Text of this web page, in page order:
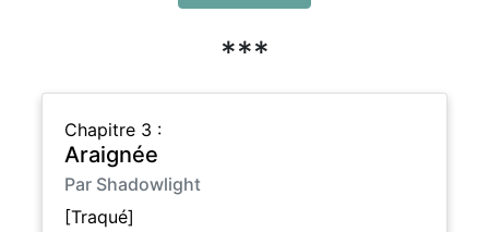
***
Chapitre 3 :
Araignée
Par Shadowlight
[Traqué]